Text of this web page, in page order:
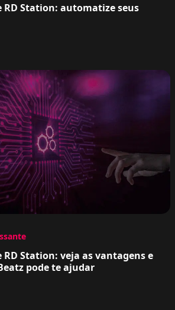
RD Station: automatize seus
Station: veja as vantagens e
pode te ajudar